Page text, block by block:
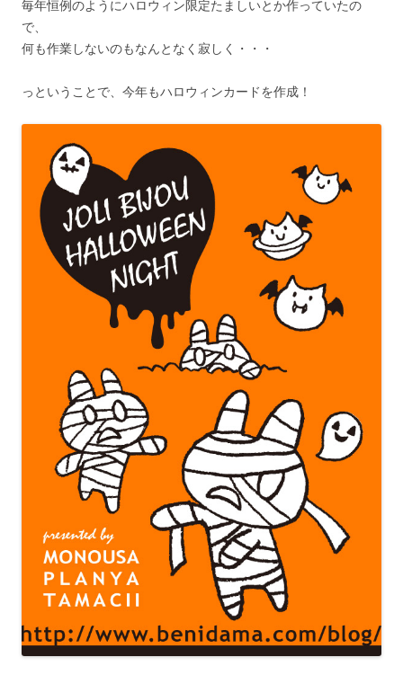
毎年恒例のようにハロウィン限定たましいとか作っていたの
で、
何も作業しないのもなんとなく寂しく・・・
っということで、今年もハロウィンカードを作成！